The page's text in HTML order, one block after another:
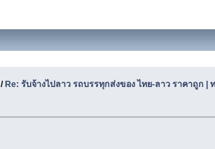
/ Re: รับจ้างไปลาว รถบรรทุกส่งของ ไทย-ลาว ราคาถูก |